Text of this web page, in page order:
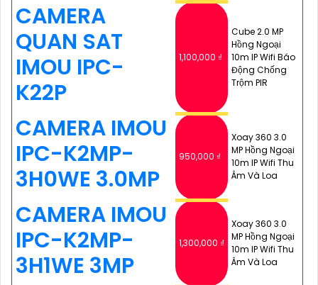
CAMERA
QUAN SAT
IMOU IPC-
K22P
1,100,000 ₫
Cube 2.0 MP
Hồng Ngoại
10m IP Wifi Báo
Động Chống
Trộm PIR
CAMERA IMOU
IPC-K2MP-
3H0WE 3.0MP
950,000 ₫
Xoay 360 3.0
MP Hồng Ngoại
10m IP Wifi Thu
Âm Và Loa
CAMERA IMOU
IPC-K2MP-
3H1WE 3MP
1,300,000 ₫
Xoay 360 3.0
MP Hồng Ngoại
10m IP Wifi Thu
Âm Và Loa